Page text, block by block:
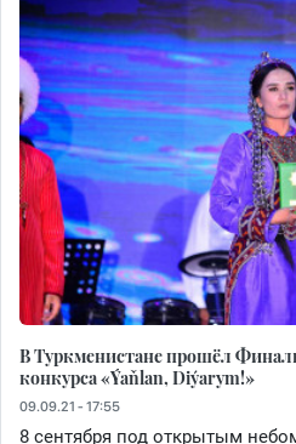
В Туркменистане прошёл
конкурса «Ýaňlan, Diýarym!»
09.09.21 - 17:55
8 сентября под открытым